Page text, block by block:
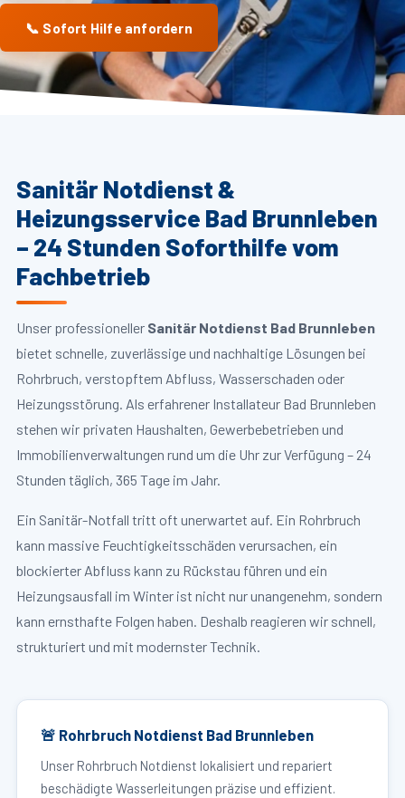
📞 Sofort Hilfe anfordern
Sanitär Notdienst &
Heizungsservice Bad Brunnleben
– 24 Stunden Soforthilfe vom
Fachbetrieb
Unser professioneller Sanitär Notdienst Bad Brunnleben
bietet schnelle, zuverlässige und nachhaltige Lösungen bei
Rohrbruch, verstopftem Abfluss, Wasserschaden oder
Heizungsstörung. Als erfahrener Installateur Bad Brunnleben
stehen wir privaten Haushalten, Gewerbebetrieben und
Immobilienverwaltungen rund um die Uhr zur Verfügung – 24
Stunden täglich, 365 Tage im Jahr.
Ein Sanitär-Notfall tritt oft unerwartet auf. Ein Rohrbruch
kann massive Feuchtigkeitsschäden verursachen, ein
blockierter Abfluss kann zu Rückstau führen und ein
Heizungsausfall im Winter ist nicht nur unangenehm, sondern
kann ernsthafte Folgen haben. Deshalb reagieren wir schnell,
strukturiert und mit modernster Technik.
🚨 Rohrbruch Notdienst Bad Brunnleben
Unser Rohrbruch Notdienst lokalisiert und repariert
beschädigte Wasserleitungen präzise und effizient.